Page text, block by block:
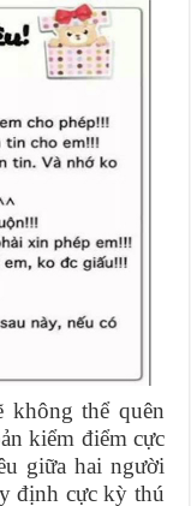
không thể quên
kiểm điểm cực
giữa hai người
định cực kỳ thú